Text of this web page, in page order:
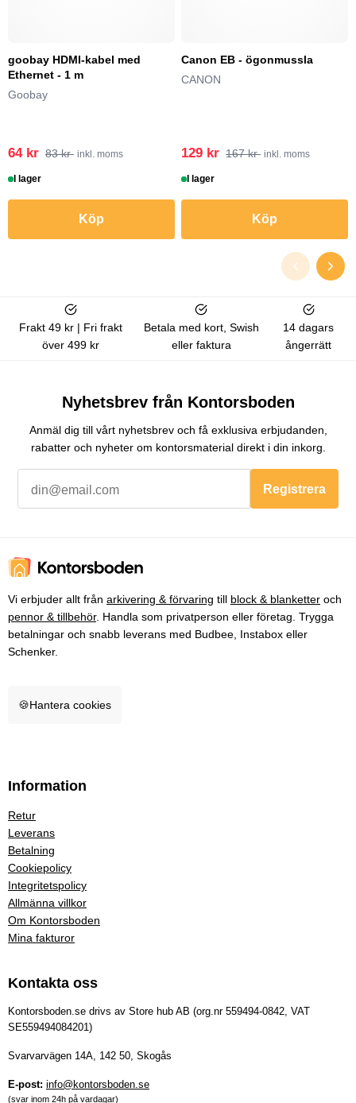
goobay HDMI-kabel med
Ethernet - 1 m
Goobay
64 kr 83 kr inkl. moms
I lager
Köp
Canon EB - ögonmussla
CANON
129 kr 167 kr inkl. moms
I lager
Köp
Frakt 49 kr | Fri frakt
över 499 kr
Betala med kort, Swish
eller faktura
14 dagars
ångerrätt
Nyhetsbrev från Kontorsboden
Anmäl dig till vårt nyhetsbrev och få exklusiva erbjudanden,
rabatter och nyheter om kontorsmaterial direkt i din inkorg.
Registrera
Vi erbjuder allt från arkivering & förvaring till block & blanketter och
pennor & tillbehör. Handla som privatperson eller företag. Trygga
betalningar och snabb leverans med Budbee, Instabox eller
Schenker.
🍪Hantera cookies
Information
Retur
Leverans
Betalning
Cookiepolicy
Integritetspolicy
Allmänna villkor
Om Kontorsboden
Mina fakturor
Kontakta oss
Kontorsboden.se drivs av Store hub AB (org.nr 559494-0842, VAT
SE559494084201)
Svarvarvägen 14A, 142 50, Skogås
E-post: info@kontorsboden.se
(svar inom 24h på vardagar)